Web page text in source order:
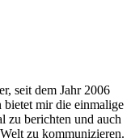
seit dem Jahr 2006
mir die einmalige
zu berichten und auch
zu kommunizieren.